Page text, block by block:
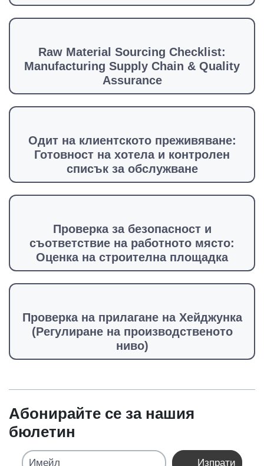
Raw Material Sourcing Checklist:
Manufacturing Supply Chain & Quality
Assurance
Одит на клиентското преживяване:
Готовност на хотела и контролен
списък за обслужване
Проверка за безопасност и
съответствие на работното място:
Оценка на строителна площадка
Проверка на прилагане на Хейджунка
(Регулиране на производственото
ниво)
Абонирайте се за нашия
бюлетин
Имейл Изпрати